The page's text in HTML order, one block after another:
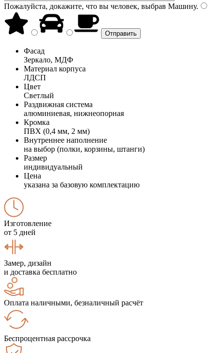
Пожалуйста, докажите, что вы человек, выбрав Машину.
Фасад
Зеркало, МДФ
Материал корпуса
ЛДСП
Цвет
Светлый
Раздвижная система
алюминиевая, нижнеопорная
Кромка
ПВХ (0,4 мм, 2 мм)
Внутреннее наполнение
на выбор (полки, корзины, штанги)
Размер
индивидуальный
Цена
указана за базовую комплектацию
Изготовление
от 5 дней
Замер, дизайн
и доставка бесплатно
Оплата наличными, безналичный расчёт
Беспроцентная рассрочка